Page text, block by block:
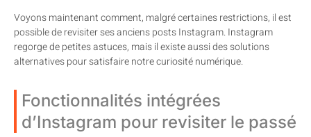
Voyons maintenant comment, malgré certaines restrictions, il est
possible de revisiter ses anciens posts Instagram. Instagram
regorge de petites astuces, mais il existe aussi des solutions
alternatives pour satisfaire notre curiosité numérique.
Fonctionnalités intégrées
d’Instagram pour revisiter le passé